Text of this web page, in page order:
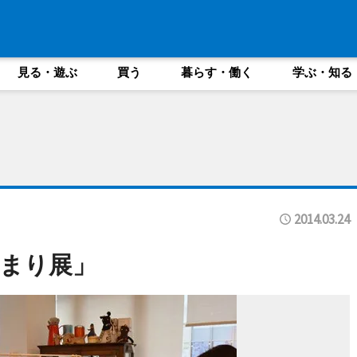
見る・遊ぶ 買う 暮らす・働く 学ぶ・知る
2014.03.24
り展」